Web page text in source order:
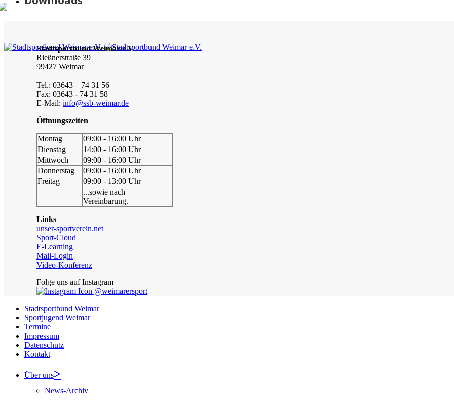
Stadtsportbund Weimar e.V.
Rießnerstraße 39
99427 Weimar
Tel.: 03643 – 74 31 56
Fax: 03643 - 74 31 58
E-Mail: info@ssb-weimar.de
Öffnungszeiten
Montag
09:00 - 16:00 Uhr
Dienstag
14:00 - 16:00 Uhr
Mittwoch
09:00 - 16:00 Uhr
Donnerstag
09:00 - 16:00 Uhr
Freitag
09:00 - 13:00 Uhr
...sowie nach
Vereinbarung.
Links
unser-sportverein.net
Sport-Cloud
E-Learning
Mail-Login
Video-Konferenz
Folge uns auf Instagram
@weimarersport
Stadtsportbund Weimar
Sportjugend Weimar
Termine
Impressum
Datenschutz
Kontakt
Über uns
News-Archiv